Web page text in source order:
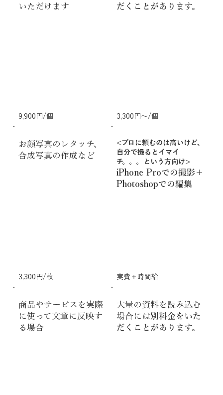
いただけます
9,900円/個
だくことがあります。
3,300円〜/個
お顔写真のレタッチ、
合成写真の作成など
3,300円/枚
<プロに頼むのは高いけど、
自分で撮るとイマイ
チ。。。という方向け>
iPhone Proでの撮影＋
Photoshopでの編集
実費＋時間給
商品やサービスを実際
に使って文章に反映す
る場合
大量の資料を読み込む
場合には別料金をいた
だくことがあります。